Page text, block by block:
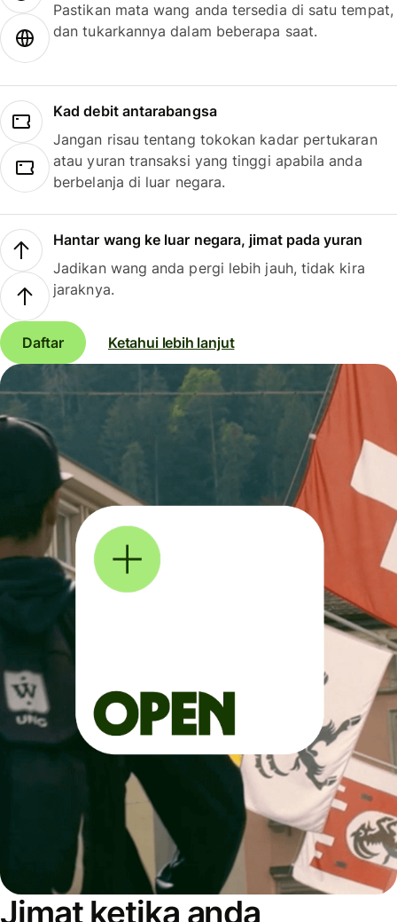
Pastikan mata wang anda tersedia di satu tempat,
dan tukarkannya dalam beberapa saat.
Kad debit antarabangsa
Jangan risau tentang tokokan kadar pertukaran
atau yuran transaksi yang tinggi apabila anda
berbelanja di luar negara.
Hantar wang ke luar negara, jimat pada yuran
Jadikan wang anda pergi lebih jauh, tidak kira
jaraknya.
Daftar Ketahui lebih lanjut
Jimat ketika anda